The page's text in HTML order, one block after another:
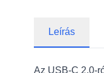
Leírás
Az USB-C 2.0-